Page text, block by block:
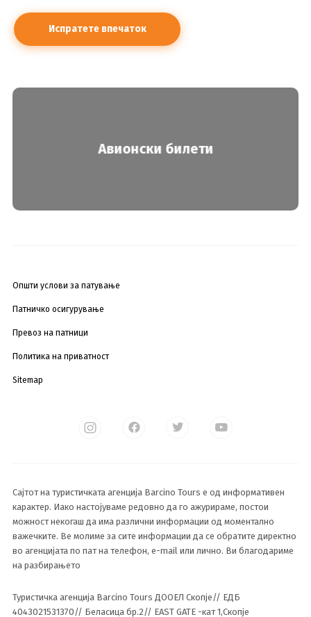
Авионски билети
Општи услови за патување
Патничко осигурување
Превоз на патници
Политика на приватност
Sitemap
Сајтот на туристичката агенција Barcino Tours е од информативен
карактер. Иако настојуваме редовно да го ажурираме, постои
можност некогаш да има различни информации од моментално
важечките. Ве молиме за сите информации да се обратите директно
во агенцијата по пат на телефон, e-mail или лично. Ви благодариме
на разбирањето
Туристичка агенција Barcino Tours ДООЕЛ Скопје// ЕДБ
4043021531370// Беласица бр.2// EAST GATE -кат 1,Скопје